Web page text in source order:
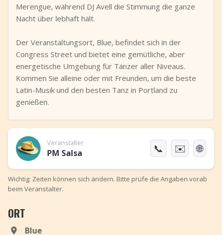
Merengue, während DJ Avell die Stimmung die ganze
Nacht über lebhaft hält.
Der Veranstaltungsort, Blue, befindet sich in der
Congress Street und bietet eine gemütliche, aber
energetische Umgebung für Tänzer aller Niveaus.
Kommen Sie alleine oder mit Freunden, um die beste
Latin-Musik und den besten Tanz in Portland zu
genießen.
Veranstalter
PM Salsa 📞 ✉️ 🌐
Wichtig: Zeiten können sich ändern. Bitte prüfe die Angaben vorab
beim Veranstalter.
ORT
Blue